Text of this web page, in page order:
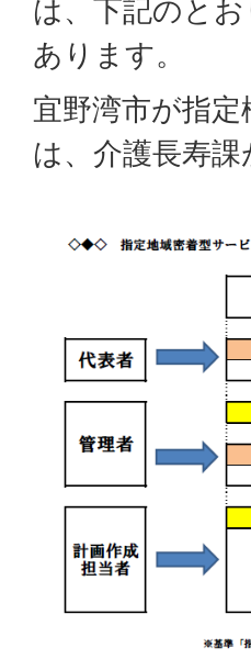
は、下記のと
あります。
宜野湾市が指
は、介護長寿